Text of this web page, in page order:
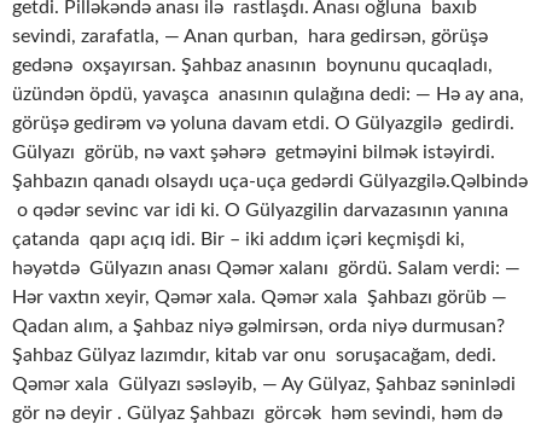
getdi. Pilləkəndə anası ilə rastlaşdı. Anası oğluna baxıb
sevindi, zarafatla, — Anan qurban, hara gedirsən, görüşə
gedənə oxşayırsan. Şahbaz anasının boynunu qucaqladı,
üzündən öpdü, yavaşca anasının qulağına dedi: — Hə ay ana,
görüşə gedirəm və yoluna davam etdi. O Gülyazgilə gedirdi.
Gülyazı görüb, nə vaxt şəhərə getməyini bilmək istəyirdi.
Şahbazın qanadı olsaydı uça-uça gedərdi Gülyazgilə.Qəlbində
o qədər sevinc var idi ki. O Gülyazgilin darvazasının yanına
çatanda qapı açıq idi. Bir – iki addım içəri keçmişdi ki,
həyətdə Gülyazın anası Qəmər xalanı gördü. Salam verdi: —
Hər vaxtın xeyir, Qəmər xala. Qəmər xala Şahbazı görüb —
Qadan alım, a Şahbaz niyə gəlmirsən, orda niyə durmusan?
Şahbaz Gülyaz lazımdır, kitab var onu soruşacağam, dedi.
Qəmər xala Gülyazı səsləyib, — Ay Gülyaz, Şahbaz səninlədi
gör nə deyir . Gülyaz Şahbazı görcək həm sevindi, həm də